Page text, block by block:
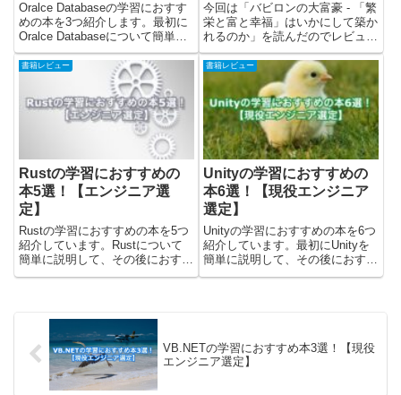
Oralce Databaseの学習におすす
めの本を3つ紹介します。最初に
Oralce Databaseについて簡単に
説明して、その後におすすめの本
を紹介しています。最後にOralce
Databaseを「どの本で学ぶと良
いか」の考えてまと...
今回は「バビロンの大富豪 - 「繁
栄と富と幸福」はいかにして築か
れるのか」を読んだのでレビュー
(感想)を書きました。本について
と書かれていた教えの考察をした
後に、レビューを書いています。
バビロンの大富豪についてバビロ
ンの大富豪はジョージ・S...
書籍レビュー
Rustの学習におすすめの
本5選！【エンジニア選
定】
Rustの学習におすすめの本を5つ
紹介しています。Rustについて
簡単に説明して、その後におすす
めの本を紹介しました。最後に
で、確認してみてください。
※Amazonのお試し読みでひ...
書籍レビュー
Unityの学習におすすめの
本6選！【現役エンジニア
選定】
Unityの学習におすすめの本を6つ
紹介しています。最初にUnityを
簡単に説明して、その後におすす
めの本を紹介しました。ゲストさ
VB.NETの学習におすすめ本3選！【現役
エンジニア選定】